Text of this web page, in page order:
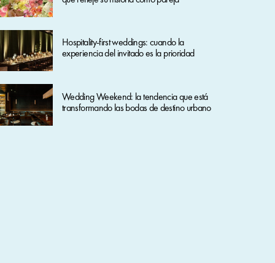
Hospitality-first weddings: cuando la
experiencia del invitado es la prioridad
Wedding Weekend: la tendencia que está
transformando las bodas de destino urbano